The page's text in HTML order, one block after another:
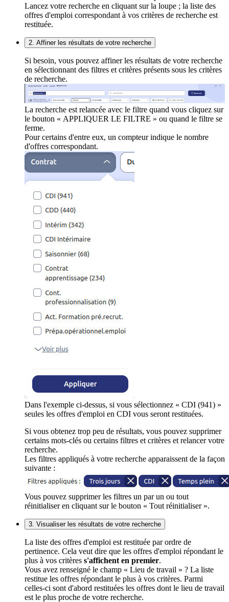
Lancez votre recherche en cliquant sur la loupe ; la liste des
offres d'emploi correspondant à vos critères de recherche est
restituée.
2. Affiner les résultats de votre recherche
Si besoin, vous pouvez affiner les résultats de votre recherche
en sélectionnant des filtres et critères présents sous les critères
de recherche.
La recherche est relancée avec le filtre quand vous cliquez sur
le bouton « APPLIQUER LE FILTRE » ou quand le filtre se
ferme.
Pour certains d'entre eux, un compteur indique le nombre
d'offres correspondant.
Dans l'exemple ci-dessus, si vous sélectionnez « CDI (941) »
seules les offres d'emploi en CDI vous seront restituées.
Si vous obtenez trop peu de résultats, vous pouvez supprimer
certains mots-clés ou certains filtres et critères et relancer votre
recherche.
Les filtres appliqués à votre recherche apparaissent de la façon
suivante :
Vous pouvez supprimer les filtres un par un ou tout
réinitialiser en cliquant sur le bouton « Tout réinitialiser ».
3. Visualiser les résultats de votre recherche
La liste des offres d'emploi est restituée par ordre de
pertinence. Cela veut dire que les offres d'emploi répondant le
plus à vos critères s'affichent en premier.
Vous avez renseigné le champ « Lieu de travail » ? La liste
restitue les offres répondant le plus à vos critères. Parmi
celles-ci sont d'abord restituées les offres dont le lieu de travail
est le plus proche de votre recherche.